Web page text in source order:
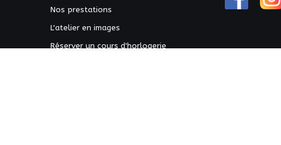
Nos prestations
L'atelier en images
Réserver un cours d'horlogerie